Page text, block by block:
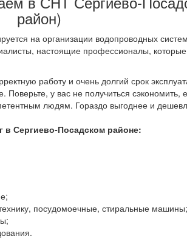
район)
на организации водопроводных
настоящие профессионалы,
работу и очень долгий срок
у вас не получиться сэкономить,
людям. Гораздо выгоднее и
в Сергиево-Посадском районе:
посудомоечные, стиральные машины;